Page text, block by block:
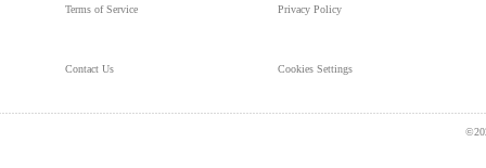
Terms of Service Privacy Policy
Contact Us Cookies Settings